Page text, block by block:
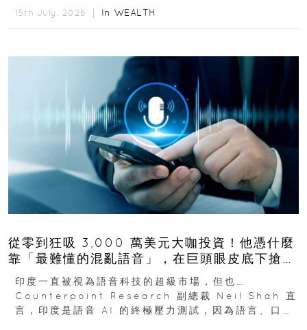
15th July, 2026 ｜ In WEALTH
從零到狂吸 3,000 萬美元大咖投資！他憑什麼
靠「最難懂的混亂語音」，在巨頭眼皮底下搶下
十億人市場？
印度一直被視為語音科技的超級市場，但也…
Counterpoint Research 副總裁 Neil Shah 直
言，印度是語音 AI 的終極壓力測試，因為語言、口音